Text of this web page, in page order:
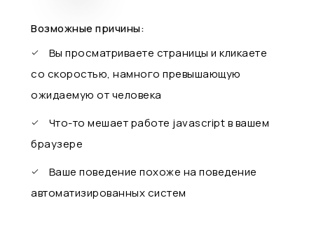
Возможные причины:
Вы просматриваете страницы и кликаете
со скоростью, намного превышающую
ожидаемую от человека
Что-то мешает работе javascript в вашем
браузере
Ваше поведение похоже на поведение
автоматизированных систем